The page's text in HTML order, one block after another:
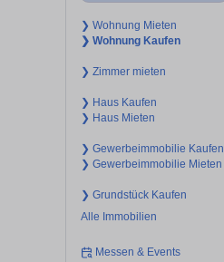
❯ Wohnung Mieten
❯ Wohnung Kaufen
❯ Zimmer mieten
❯ Haus Kaufen
❯ Haus Mieten
❯ Gewerbeimmobilie Kaufen
❯ Gewerbeimmobilie Mieten
❯ Grundstück Kaufen
Alle Immobilien
Messen & Events